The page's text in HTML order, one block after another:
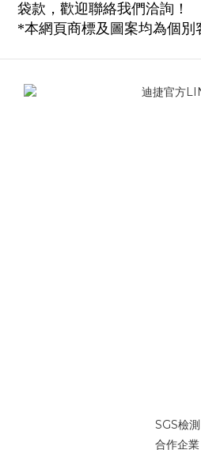
袋款，歡迎聯絡我們洽詢！
*本網頁商標及圖案均為個別
SGS檢測
合作企業